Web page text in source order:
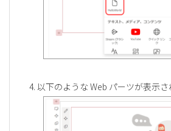
以下のような Web パーツが表示さ